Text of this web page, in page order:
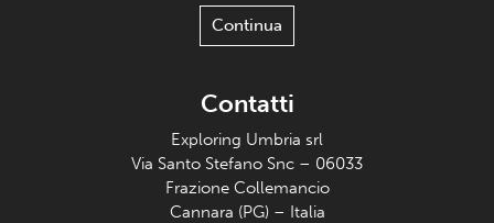
Continua
Contatti
Exploring Umbria srl
Via Santo Stefano Snc – 06033
Frazione Collemancio
Cannara (PG) – Italia